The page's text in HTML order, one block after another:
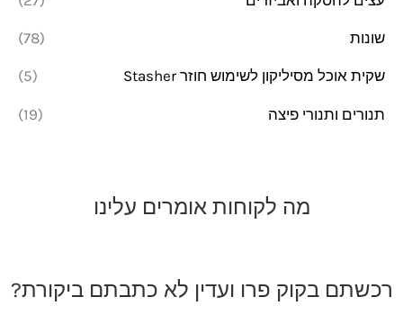
שונות (78)
שקית אוכל מסיליקון לשימוש חוזר Stasher (5)
תנורים ותנורי פיצה (19)
מה לקוחות אומרים עלינו
רכשתם בקוק פרו ועדין לא כתבתם ביקורת?